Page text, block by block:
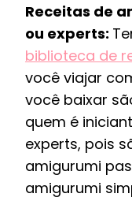
Receitas de
ou experts:
biblioteca de
você viajar
você baixar
quem é
experts, pois
amigurumi
amigurumi